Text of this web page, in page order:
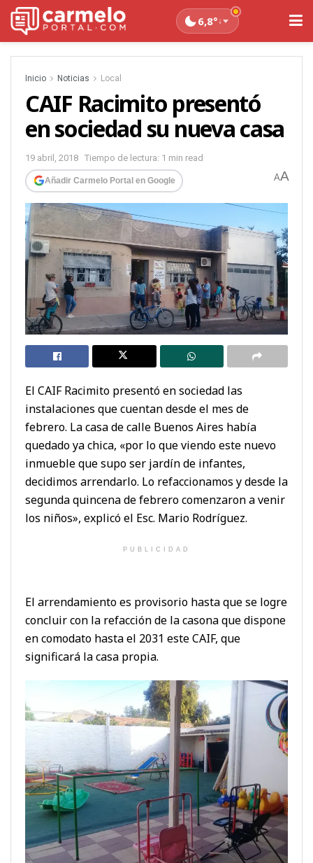
6,8°↓
Inicio Noticias Local
CAIF Racimito presentó
en sociedad su nueva casa
19 abril, 2018 Tiempo de lectura: 1 min read
Añadir Carmelo Portal en Google AA
El CAIF Racimito presentó en sociedad las
instalaciones que cuentan desde el mes de
febrero. La casa de calle Buenos Aires había
quedado ya chica, «por lo que viendo este nuevo
inmueble que supo ser jardín de infantes,
decidimos arrendarlo. Lo refaccionamos y desde la
segunda quincena de febrero comenzaron a venir
los niños», explicó el Esc. Mario Rodríguez.
PUBLICIDAD
El arrendamiento es provisorio hasta que se logre
concluir con la refacción de la casona que dispone
en comodato hasta el 2031 este CAIF, que
significará la casa propia.